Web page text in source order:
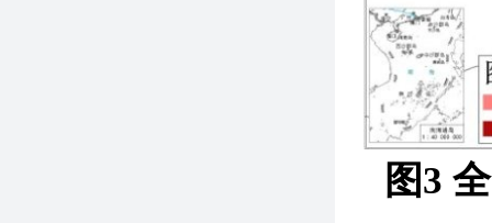
图3